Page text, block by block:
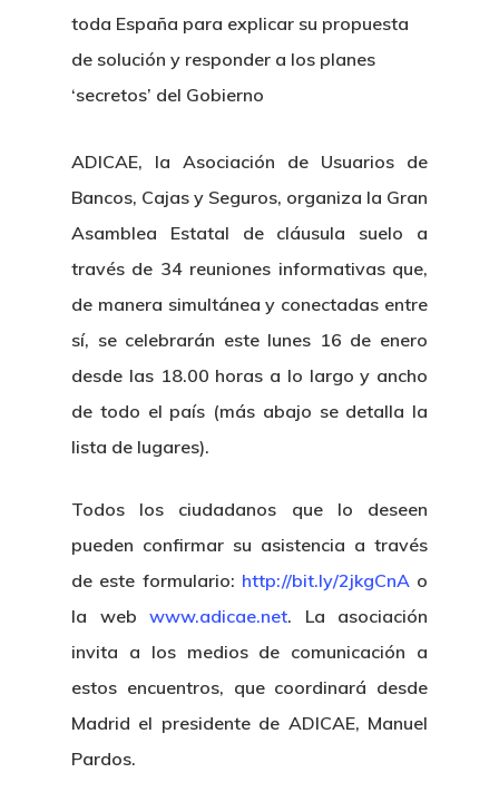
toda España para explicar su propuesta
de solución y responder a los planes
‘secretos’ del Gobierno
ADICAE, la Asociación de Usuarios de
Bancos, Cajas y Seguros, organiza la Gran
Asamblea Estatal de cláusula suelo a
través de 34 reuniones informativas que,
de manera simultánea y conectadas entre
sí, se celebrarán este lunes 16 de enero
desde las 18.00 horas a lo largo y ancho
de todo el país (más abajo se detalla la
lista de lugares).
Todos los ciudadanos que lo deseen
pueden confirmar su asistencia a través
de este formulario: http://bit.ly/2jkgCnAo
la web www.adicae.net. La asociación
invita a los medios de comunicación a
estos encuentros, que coordinará desde
Madrid el presidente de ADICAE, Manuel
Pardos.